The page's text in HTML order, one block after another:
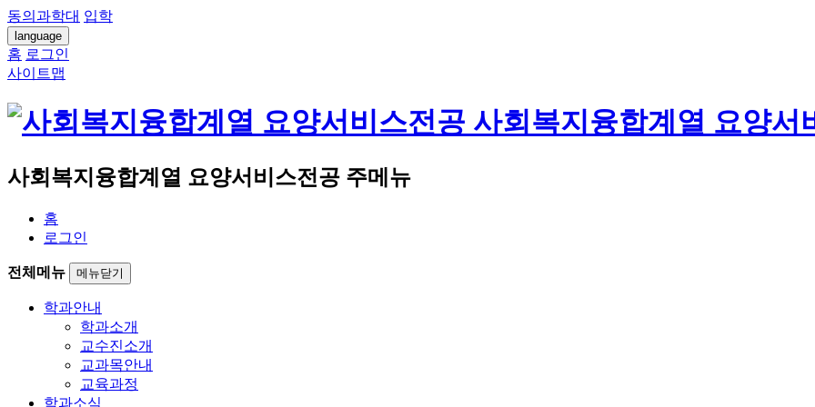
동의과학대 입학
language
홈 로그인
사이트맵
사회복지융합계열 요양서
사회복지융합계열 요양서비스전공 주메뉴
홈
로그인
전체메뉴 메뉴닫기
학과안내
학과소개
교수진소개
교과목안내
교육과정
학과소식